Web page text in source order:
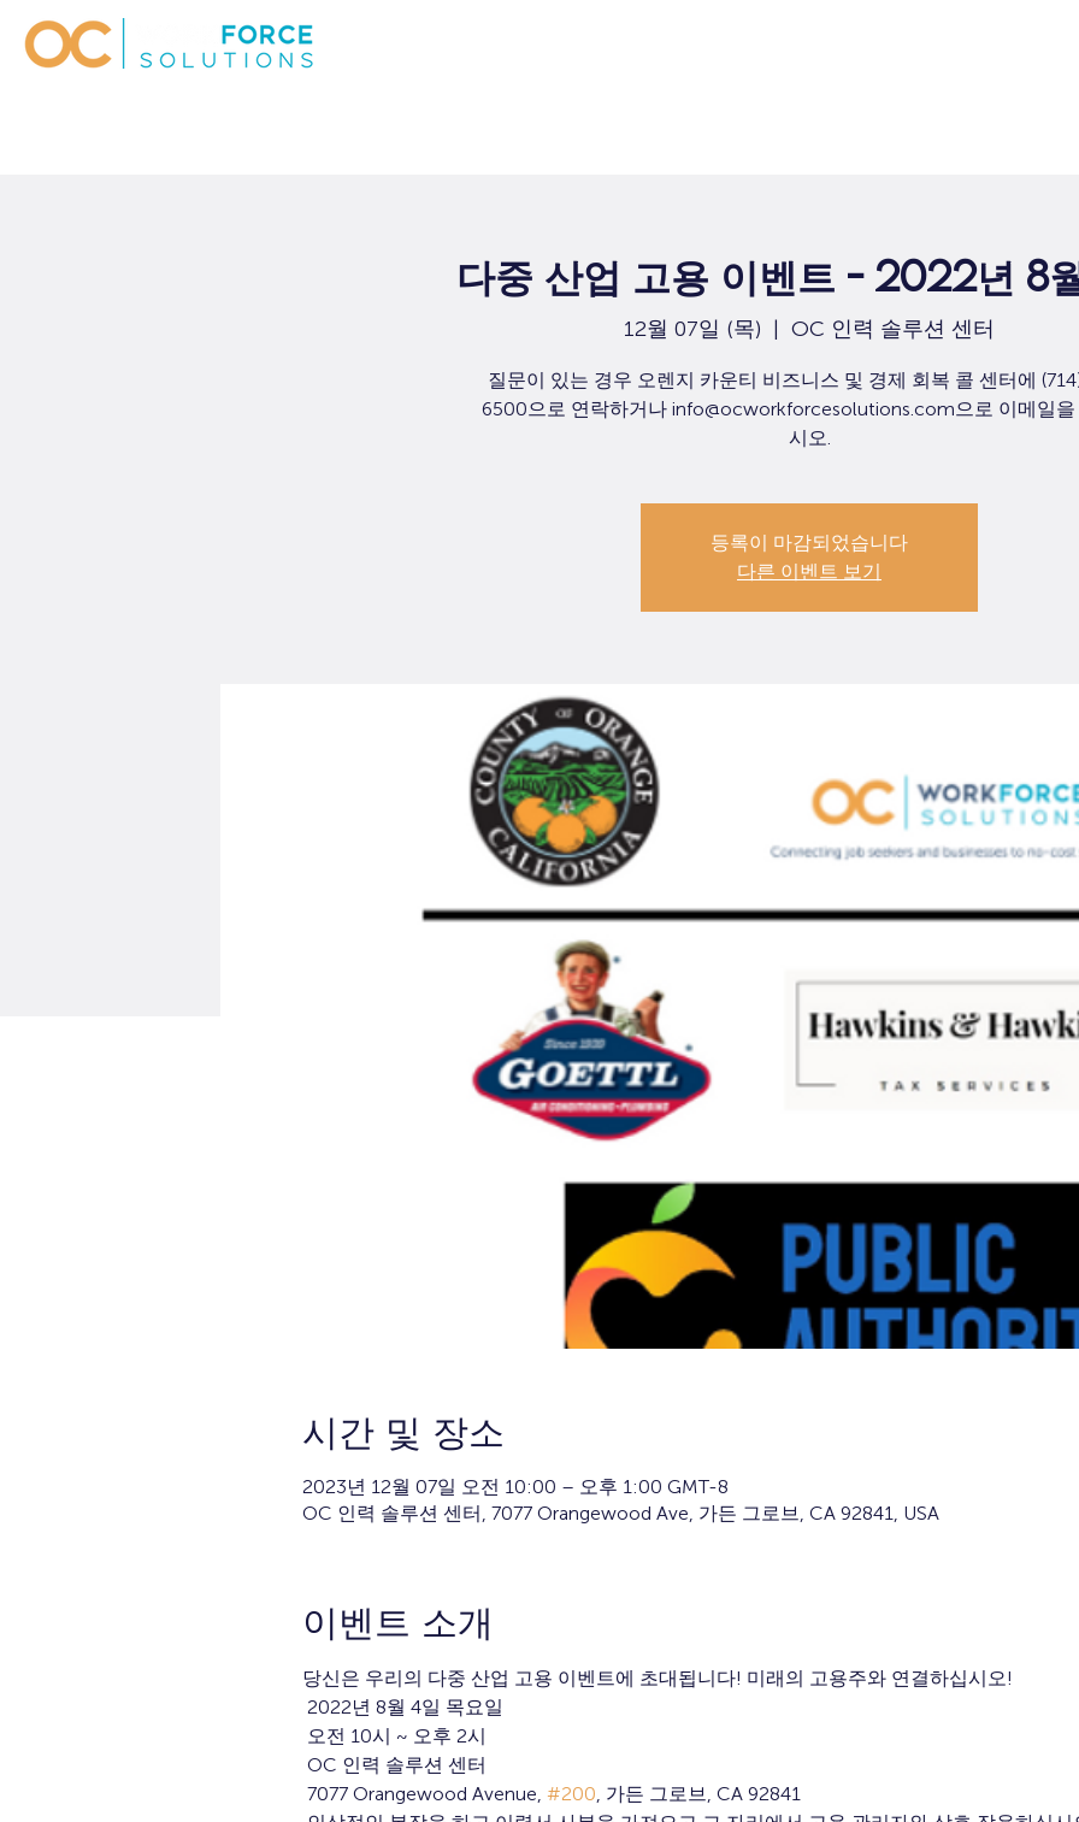
다중 산업 고용 이벤트 - 2022년 8
12월 07일 (목)
  |
OC 인력 솔루션 센터
질문이 있는 경우 오렌지 카운티 비즈니스 및 경제 회복 콜 센터에
6500으로 연락하거나 info@ocworkforcesolutions.com으로 이메일을
시오.
등록이 마감되었습니다
다른 이벤트 보기
시간 및 장소
2023년 12월 07일 오전 10:00 – 오후 1:00 GMT-8
OC 인력 솔루션 센터, 7077 Orangewood Ave, 가든 그로브, CA 92841, USA
이벤트 소개
당신은 우리의 다중 산업 고용 이벤트에 초대됩니다! 미래의 고용주와 연결하십시오!
2022년 8월 4일 목요일
오전 10시 ~ 오후 2시
OC 인력 솔루션 센터
7077 Orangewood Avenue, #200 , 가든 그로브, CA 92841